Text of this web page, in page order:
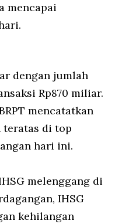
mencapai
dengan jumlah
Rp870 miliar.
mencatatkan
teratas di top
hari ini.
melenggang di
IHSG
kehilangan